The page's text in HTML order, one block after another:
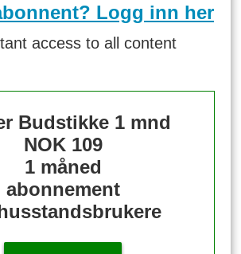
Logg inn her
access to all content
Budstikke 1 mnd
NOK 109
1 måned
abonnement